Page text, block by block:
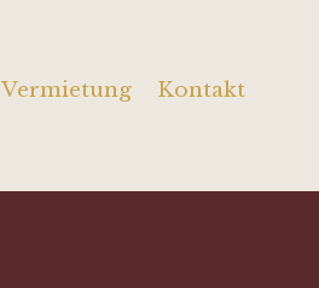
Vermietung Kontakt